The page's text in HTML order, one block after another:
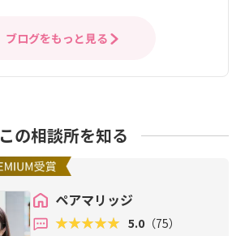
ブログをもっと見る
この相談所を知る
ペアマリッジ
5.0 （75）